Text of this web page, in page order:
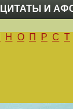
ЦИТАТЫ И
Н О П Р С Т